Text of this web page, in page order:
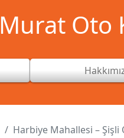
Murat Oto
Harbiye Mahallesi – Şişli